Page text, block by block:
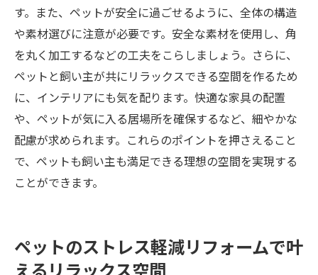
す。また、ペットが安全に過ごせるように、全体の構造
や素材選びに注意が必要です。安全な素材を使用し、角
を丸く加工するなどの工夫をこらしましょう。さらに、
ペットと飼い主が共にリラックスできる空間を作るため
に、インテリアにも気を配ります。快適な家具の配置
や、ペットが気に入る居場所を確保するなど、細やかな
配慮が求められます。これらのポイントを押さえること
で、ペットも飼い主も満足できる理想の空間を実現する
ことができます。
ペットのストレス軽減リフォームで叶